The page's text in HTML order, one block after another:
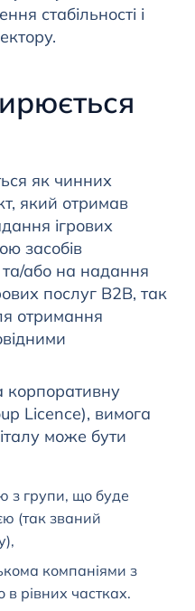
стабільності і
як чинних
який отримав
ігрових
засобів
та/або на надання
послуг B2B, так
отримання
корпоративну
Licence), вимога
може бути
з групи, що буде
(так званий
компаніями з
в рівних частках.